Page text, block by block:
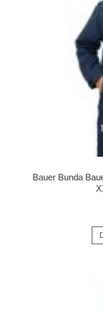
Bauer Bunda